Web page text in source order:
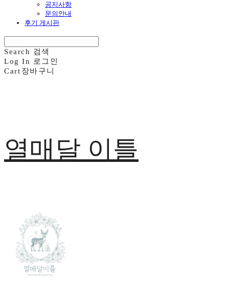
공지사항
문의안내
후기 게시판
Search 검색
Log In
로그인
Cart 장바구니
열매달 이틀